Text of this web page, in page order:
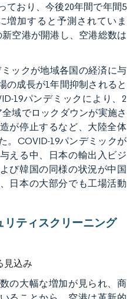
ており、今後20年間で年間5
増加すると予測されていま
空港が開港し、空港総数は
ックが地域各国の経済に与
の成長が1年間抑制されると
19パンデミックにより、2
域でロックダウンが実施さ
が停止するなど、大陸全体
。COVID-19パンデミックが
える中、日本の輸出入ビジ
び韓国の同様の状況が中国
日本の大部分でも工場活動
リティスクリーニング
見込み
の大幅な増加が見られ、商